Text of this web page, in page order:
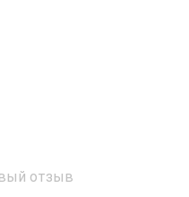
отзыв